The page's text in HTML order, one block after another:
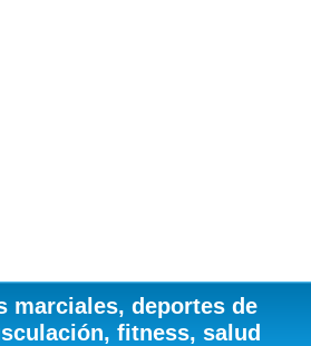
marciales, deportes de
fitness, salud